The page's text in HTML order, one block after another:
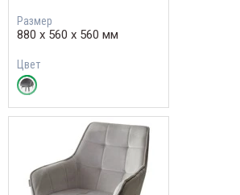
Размер
880 х 560 х 560 мм
Цвет